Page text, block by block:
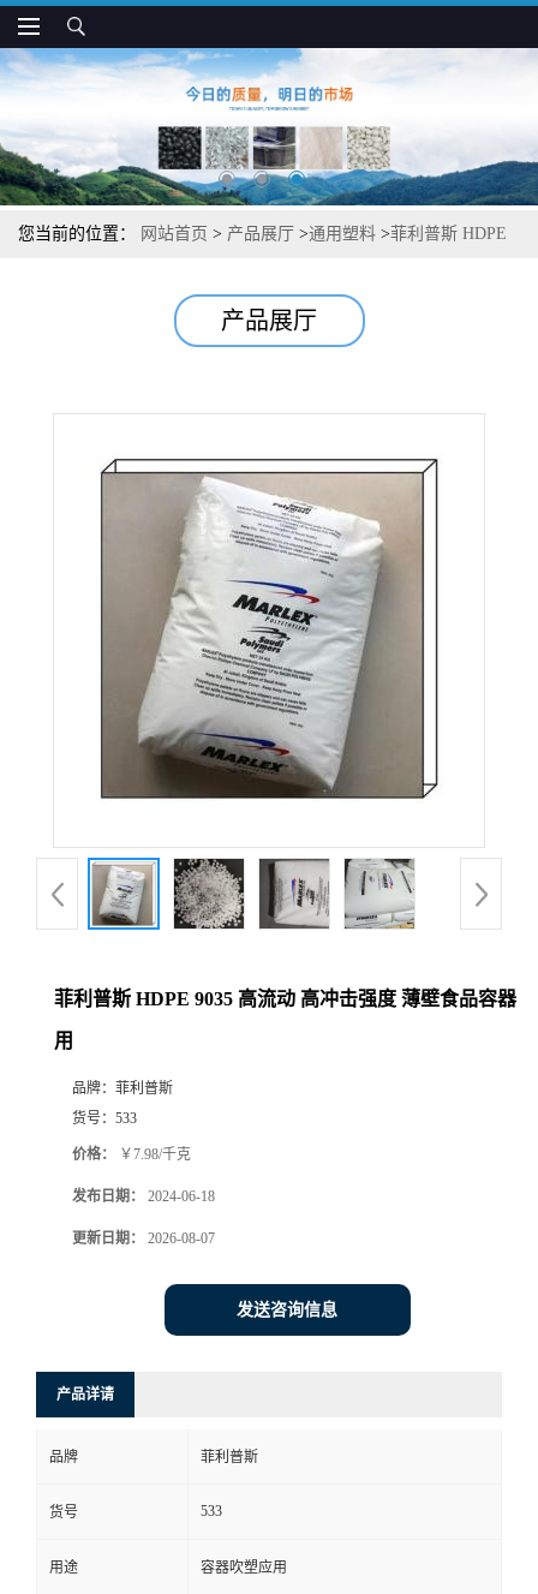
您当前的位置： 网站首页 > 产品展厅 >通用塑料 >菲利普斯 HDPE
产品展厅
菲利普斯 HDPE 9035 高流动 高冲击强度 薄壁食品容器
用
品牌： 菲利普斯
货号： 533
价格： ￥7.98/千克
发布日期： 2024-06-18
更新日期： 2026-08-07
发送咨询信息
产品详请
品牌 菲利普斯
货号 533
用途 容器吹塑应用